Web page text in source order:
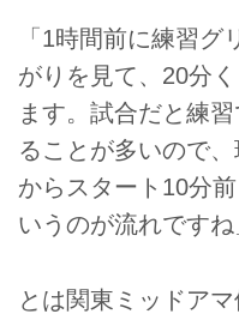
「1時間前に練習
がりを見て、20分
ます。試合だと練
ることが多いので
からスタート10分
いうのが流れですね
とは関東ミッドア